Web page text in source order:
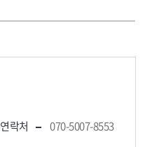
연락처
070-5007-8553